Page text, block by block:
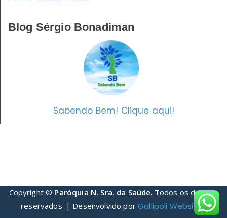
Blog Sérgio Bonadiman
Sabendo Bem! Clique aqui!
Copyright © Paróquia N. Sra. da Saúde. Todos os direitos
reservados. | Desenvolvido porGallipoli Websites